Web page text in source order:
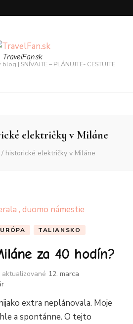
TravelFan.sk
| SNÍVAJTE – PLÁNUJTE- CESTUJTE
električky v Miláne
/ historické električky v Miláne
TALIANSKO
za 40 hodín?
aktualizované 12. marca
k
Čo
vidieť
extra neplánovala. Moje
a spontánne. O tejto